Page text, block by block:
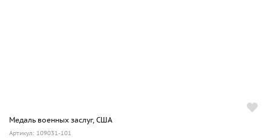
Медаль военных заслуг, США
Артикул: 109031-101